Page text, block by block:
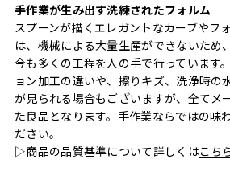
手作業が生み出す洗練されたフォルム
スプーンが描くエレガントなカーブやフ
は、機械による大量生産ができないため
今も多くの工程を人の手で行っています
ョン加工の違いや、擦りキズ、洗浄時の
が見られる場合もございますが、全てメ
た良品となります。手作業ならではの味
ださい。
▷商品の品質基準について詳しくはこち